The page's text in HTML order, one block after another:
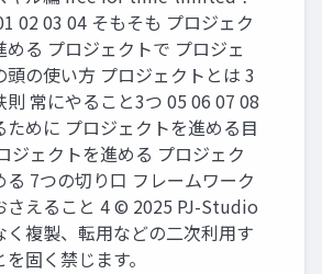
02 03 04 そもそも プロジェク
める プロジェクトで プロジェ
頭の使い方 プロジェクトとは 3
則 常にやること3つ 05 06 07 08
ために プロジェクトを進める目
ジェクトを進める プロジェク
る 7つの切り口 フレームワーク
さえること 4 © 2025 PJ-Studio
く複製、転用などの二次利用す
を固く禁じます。